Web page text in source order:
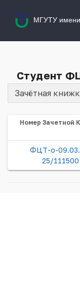
МГУТУ имени
Студент
Зачётная
Номер Зачетной
ФЦТ-о-
25/111500